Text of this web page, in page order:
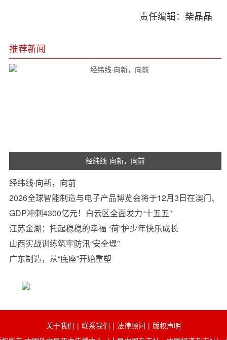
责任编辑：柴晶晶
推荐新闻
经纬线·向新，向前
经纬线·向新，向前
2026全球智能制造与电子产品博览会将于12月3日在澳门、
珠海同步举办
GDP冲刺4300亿元！白云区全面发力“十五五”
江苏金湖：托起稳稳的幸福 “荷”护少年快乐成长
山西实战训练筑牢防汛“安全堤”
广东制造，从“底座”开始重塑
关于我们 | 联系我们 | 法律顾问 | 版权声明